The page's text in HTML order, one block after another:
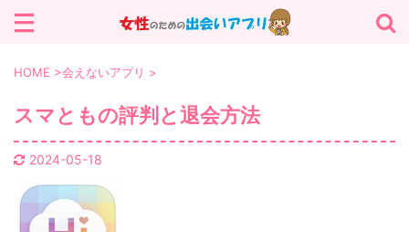
サイト内を検索する
カテゴリー
パパ活 (13)
マッチングアプリ (13)
会えないアプリ (25)
出会いアプリ (19)
HOME >会えないアプリ >
スマともの評判と退会方法
2024-05-18